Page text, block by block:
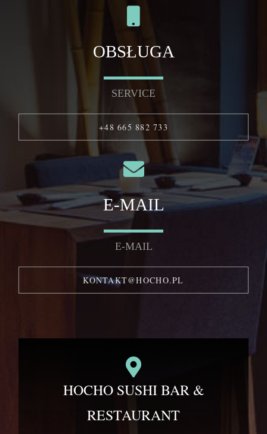
OBSŁUGA
SERVICE
+48 665 882 733
E-MAIL
E-MAIL
KONTAKT@HOCHO.PL
HOCHO SUSHI BAR &
RESTAURANT